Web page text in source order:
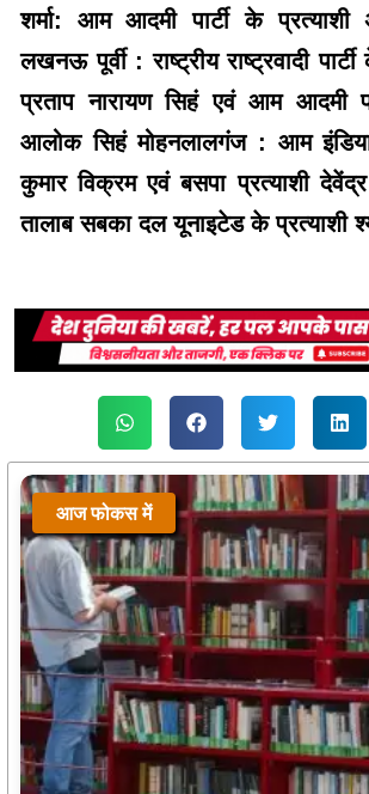
शर्मा: आम आदमी पार्टी के प्रत्याशी
लखनऊ पूर्वी : राष्ट्रीय राष्ट्रवादी
प्रताप नारायण सिहं एवं आम आदमी
आलोक सिहं मोहनलालगंज : आम
कुमार विक्रम एवं बसपा प्रत्याशी
तालाब सबका दल यूनाइटेड के प्रत्याशी
आज फोकस में